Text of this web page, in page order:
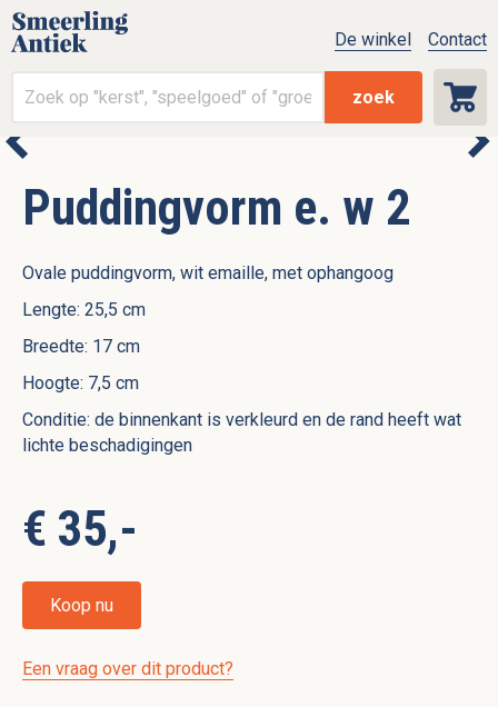
zoek
De winkel Contact
Puddingvorm e. w 2
Ovale puddingvorm, wit emaille, met ophangoog
Lengte: 25,5 cm
Breedte: 17 cm
Hoogte: 7,5 cm
Conditie: de binnenkant is verkleurd en de rand heeft wat
lichte beschadigingen
€ 35,-
Koop nu
Een vraag over dit product?